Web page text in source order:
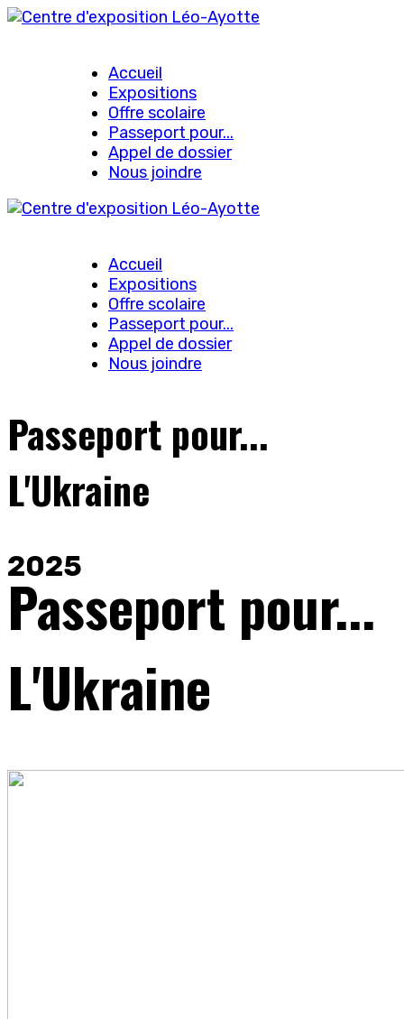
Accueil
Expositions
Offre scolaire
Passeport pour...
Appel de dossier
Nous joindre
Accueil
Expositions
Offre scolaire
Passeport pour...
Appel de dossier
Nous joindre
Passeport pour...
L'Ukraine
2025
Passeport pour...
L'Ukraine